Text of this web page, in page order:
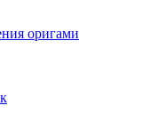
оригами